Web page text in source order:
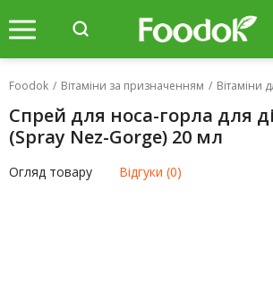
Foodok / Вітаміни за призначенням / Вітаміни
Спрей для носа-горла для
(Spray Nez-Gorge) 20 мл
Огляд товару Відгуки (0)